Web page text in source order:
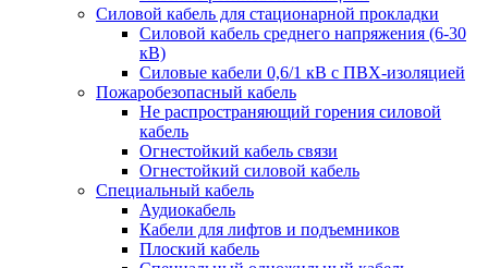
Силовой кабель для стационарной прокладки
Силовой кабель среднего напряжения (6-30
кВ)
Силовые кабели 0,6/1 кВ с ПВХ-изоляцией
Пожаробезопасный кабель
Не распространяющий горения силовой
кабель
Огнестойкий кабель связи
Огнестойкий силовой кабель
Специальный кабель
Аудиокабель
Кабели для лифтов и подъемников
Плоский кабель